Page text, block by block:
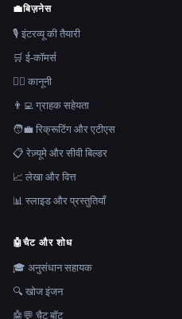
💼बिज़नेस
🎙️ इंटरव्यू की तैयारी
🛒 ई-कॉमर्स
👩‍⚖️ कानूनी
👨‍💻 ग्राहक सहेयता
🧑‍💼 रिक्रूटिंग और एटीएस
📋 रेज़्यूमे और सीवी बिल्डर
📈 लेखा और वित्त
📊 स्लाइड और प्रस्तुतियाँ
🤖चैट और शोध
🎓 अनुसंधान सहायक
🔍 खोज इंजन
🤖💬 चैट बॉट